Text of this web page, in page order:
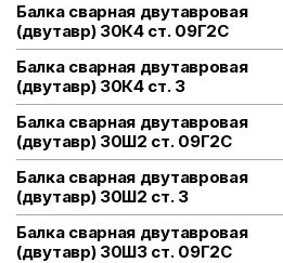
Балка сварная двутавровая
(двутавр) 30К4 ст. 09Г2С
Балка сварная двутавровая
(двутавр) 30К4 ст. 3
Балка сварная двутавровая
(двутавр) 30Ш2 ст. 09Г2С
Балка сварная двутавровая
(двутавр) 30Ш2 ст. 3
Балка сварная двутавровая
(двутавр) 30Ш3 ст. 09Г2С